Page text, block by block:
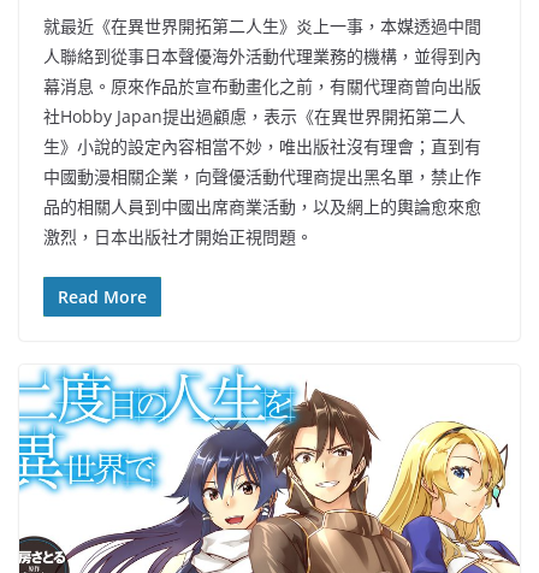
就最近《在異世界開拓第二人生》炎上一事，本媒透過中間
人聯絡到從事日本聲優海外活動代理業務的機構，並得到內
幕消息。原來作品於宣布動畫化之前，有關代理商曾向出版
社Hobby Japan提出過顧慮，表示《在異世界開拓第二人
生》小說的設定內容相當不妙，唯出版社沒有理會；直到有
中國動漫相關企業，向聲優活動代理商提出黑名單，禁止作
品的相關人員到中國出席商業活動，以及網上的輿論愈來愈
激烈，日本出版社才開始正視問題。
Read More